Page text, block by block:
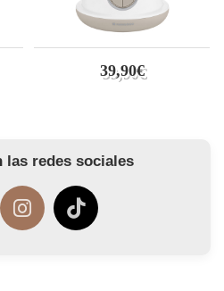
39,90€
las redes sociales